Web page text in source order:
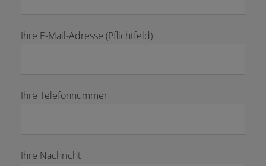
Ihre E-Mail-Adresse (Pflichtfeld)
Ihre Telefonnummer
Ihre Nachricht